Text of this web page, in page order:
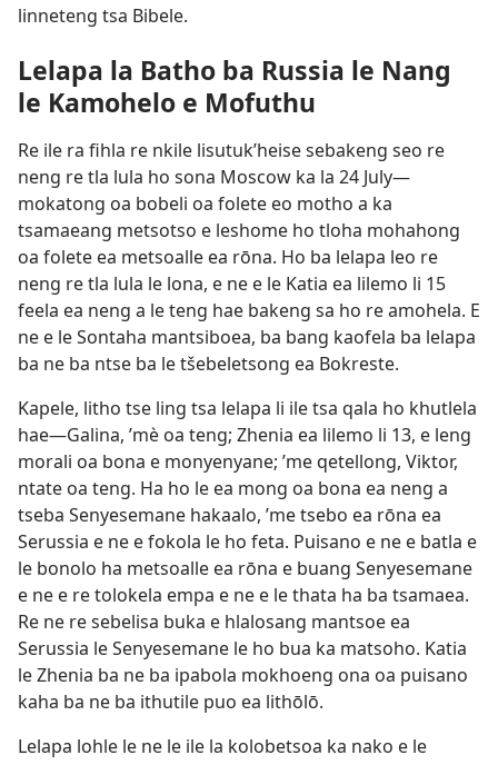
linneteng tsa Bibele.
Lelapa la Batho ba Russia le Nang
le Kamohelo e Mofuthu
Re ile ra fihla re nkile lisutuk’heise sebakeng seo re
neng re tla lula ho sona Moscow ka la 24 July—
mokatong oa bobeli oa folete eo motho a ka
tsamaeang metsotso e leshome ho tloha mohahong
oa folete ea metsoalle ea rōna. Ho ba lelapa leo re
neng re tla lula le lona, e ne e le Katia ea lilemo li 15
feela ea neng a le teng hae bakeng sa ho re amohela. E
ne e le Sontaha mantsiboea, ba bang kaofela ba lelapa
ba ne ba ntse ba le tšebeletsong ea Bokreste.
Kapele, litho tse ling tsa lelapa li ile tsa qala ho khutlela
hae—Galina, ’mè oa teng; Zhenia ea lilemo li 13, e leng
morali oa bona e monyenyane; ’me qetellong, Viktor,
ntate oa teng. Ha ho le ea mong oa bona ea neng a
tseba Senyesemane hakaalo, ’me tsebo ea rōna ea
Serussia e ne e fokola le ho feta. Puisano e ne e batla e
le bonolo ha metsoalle ea rōna e buang Senyesemane
e ne e re tolokela empa e ne e le thata ha ba tsamaea.
Re ne re sebelisa buka e hlalosang mantsoe ea
Serussia le Senyesemane le ho bua ka matsoho. Katia
le Zhenia ba ne ba ipabola mokhoeng ona oa puisano
kaha ba ne ba ithutile puo ea lithōlō.
Lelapa lohle le ne le ile la kolobetsoa ka nako e le